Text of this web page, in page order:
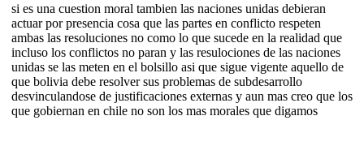
si es una cuestion moral tambien las naciones unidas debieran
actuar por presencia cosa que las partes en conflicto respeten
ambas las resoluciones no como lo que sucede en la realidad que
incluso los conflictos no paran y las resulociones de las naciones
unidas se las meten en el bolsillo asi que sigue vigente aquello de
que bolivia debe resolver sus problemas de subdesarrollo
desvinculandose de justificaciones externas y aun mas creo que los
que gobiernan en chile no son los mas morales que digamos